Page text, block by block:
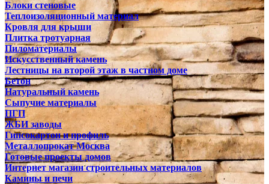
Блоки стеновые
Теплоизоляционный материал
Кровля для крыши
Плитка тротуарная
Пиломатериалы
Искусственный камень
Лестницы на второй этаж в частном доме
Бетон
Натуральный камень
Сыпучие материалы
ПГП
ЖБИ заводы
Гипсокартон и профиль
Металлопрокат Москва
Готовые проекты домов
Интернет магазин строительных материалов
Камины и печи